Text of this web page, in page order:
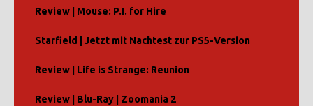
Review | Mouse: P.I. for Hire
Starfield | Jetzt mit Nachtest zur PS5-Version
Review | Life is Strange: Reunion
Review | Blu-Ray | Zoomania 2